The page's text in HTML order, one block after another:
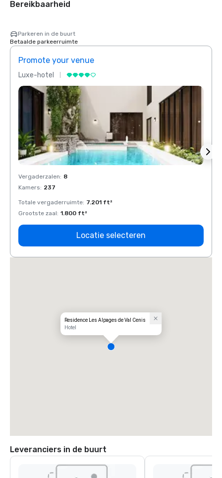
Bereikbaarheid
Parkeren in de buurt
Betaalde parkeerruimte
Promote your venue
Luxe-hotel
Vergaderzalen: 8
Kamers: 237
Totale vergaderruimte: 7.201 ft²
Grootste zaal: 1.800 ft²
Locatie selecteren
Residence Les Alpages de Val Cenis
Hotel
Leveranciers in de buurt